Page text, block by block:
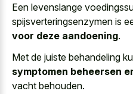
Een levenslange
spijsverteringsenzymen is
voor deze aandoening.
Met de juiste behandeling
symptomen beheersen
vacht behouden.